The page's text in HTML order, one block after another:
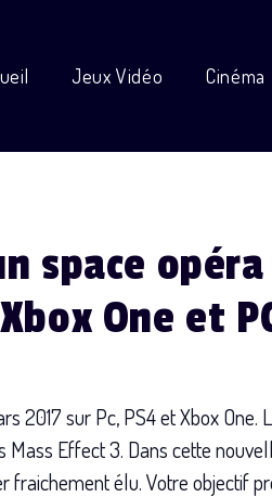
Jeux Vidéo Cinéma
space
One et
2017 sur Pc, PS4 et Xbox One.
Mass Effect 3. Dans cette
fraichement élu. Votre objectif